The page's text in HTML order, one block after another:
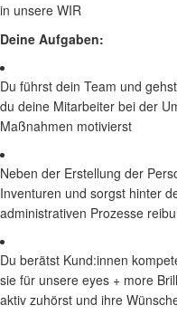
in unsere WIR
Deine Aufgaben:
Du führst dein Team und
du deine Mitarbeiter bei der
Maßnahmen motivierst
Neben der Erstellung der
Inventuren und sorgst hinter
administrativen Prozesse
Du berätst Kund:innen
sie für unsere eyes + more
aktiv zuhörst und ihre